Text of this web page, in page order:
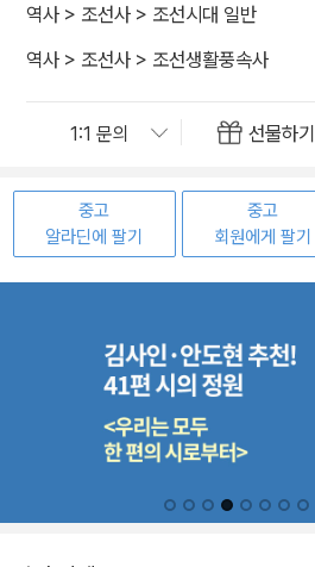
역사 > 조선사 > 조선시대 일반
역사 > 조선사 > 조선생활풍속사
선물하기
중고
알라딘에 팔기
중고
회원에게 팔기